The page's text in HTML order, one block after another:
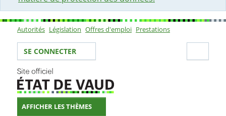
Sous-navigation
Autorités Législation Offres d'emploi Prestations
Votre identité
SE CONNECTER
AFFICHER LES THÈMES